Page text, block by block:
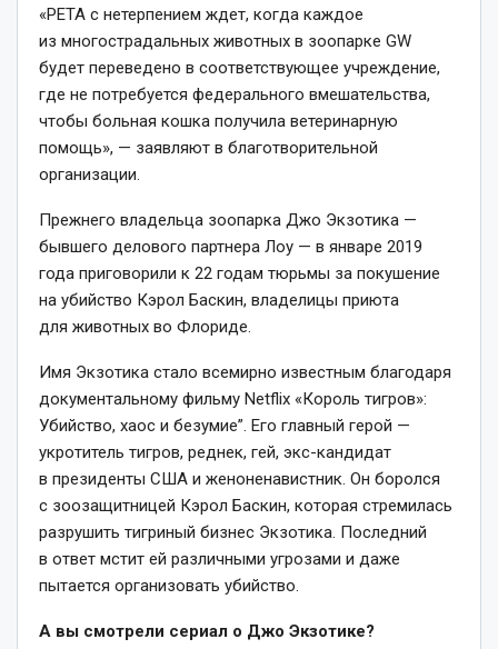
«РЕТА с нетерпением ждет, когда каждое
из многострадальных животных в зоопарке GW
будет переведено в соответствующее учреждение,
где не потребуется федерального вмешательства,
чтобы больная кошка получила ветеринарную
помощь», — заявляют в благотворительной
организации.
Прежнего владельца зоопарка Джо Экзотика —
бывшего делового партнера Лоу — в январе 2019
года приговорили к 22 годам тюрьмы за покушение
на убийство Кэрол Баскин, владелицы приюта
для животных во Флориде.
Имя Экзотика стало всемирно известным благодаря
документальному фильму Netflix «Король тигров»:
Убийство, хаос и безумие”. Его главный герой —
укротитель тигров, реднек, гей, экс-кандидат
в президенты США и женоненавистник. Он боролся
с зоозащитницей Кэрол Баскин, которая стремилась
разрушить тигриный бизнес Экзотика. Последний
в ответ мстит ей различными угрозами и даже
пытается организовать убийство.
А вы смотрели сериал о Джо Экзотике?